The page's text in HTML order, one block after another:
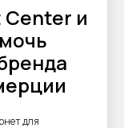
Center и
для